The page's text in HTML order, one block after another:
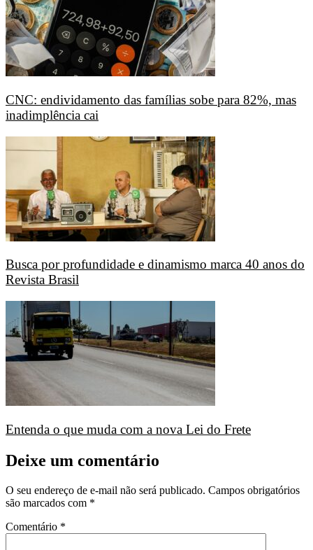
CNC: endividamento das famílias sobe para 82%, mas
inadimplência cai
Busca por profundidade e dinamismo marca 40 anos do
Revista Brasil
Entenda o que muda com a nova Lei do Frete
Deixe um comentário
O seu endereço de e-mail não será publicado. Campos obrigatórios
são marcados com *
Comentário *